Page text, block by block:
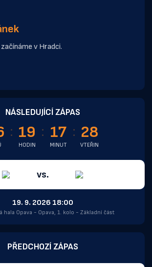
v Hradci.
NÁSLEDUJÍCÍ ZÁPAS
19
HODIN
17
MINUT
28
VTEŘIN
vs.
19. 9. 2026 18:00
hala Opava - Opava, 1. kolo - Základní část
PŘEDCHOZÍ ZÁPAS